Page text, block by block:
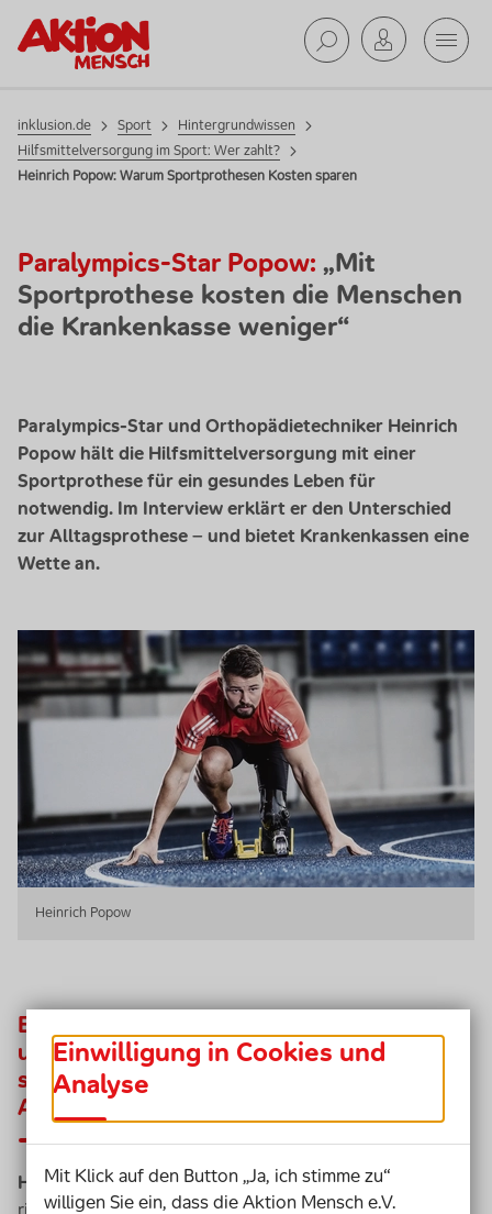
Hintergrundwissen
inklusion.de Sport
Hintergrundwissen
Hilfsmittelversorgung im Sport: Wer zahlt?
Heinrich Popow: Warum Sportprothesen Kosten sparen
Paralympics-Star Popow: „Mit
Sportprothese kosten die Menschen
die Krankenkasse weniger“
Paralympics-Star und Orthopädietechniker Heinrich
Popow hält die Hilfsmittelversorgung mit einer
Sportprothese für ein gesundes Leben für
notwendig. Im Interviewerklärt er den Unterschied
zur Alltagsprothese – und bietet Krankenkassen eine
Wette an.
Heinrich Popow
Eine Sportprothese kostet in der Regel
ungefähr 10.000 Euro und ist damit etwa
siebenmal günstiger als eine
Alltagsprothese. Wie kommt das?
Heinrich Popow: Alltagsprothesen haben einen
Einwilligung in Cookies und
Analyse
Mit Klick auf den Button „Ja, ich stimme zu“
willigen Sie ein, dass die Aktion Mensch e.V.